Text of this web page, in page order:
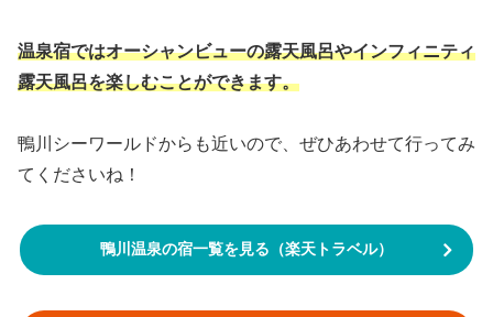
温泉宿ではオーシャンビューの露天風呂やインフィニティ
露天風呂を楽しむことができます。
鴨川シーワールドからも近いので、ぜひあわせて行ってみ
てくださいね！
鴨川温泉の宿一覧を見る（楽天トラベル）